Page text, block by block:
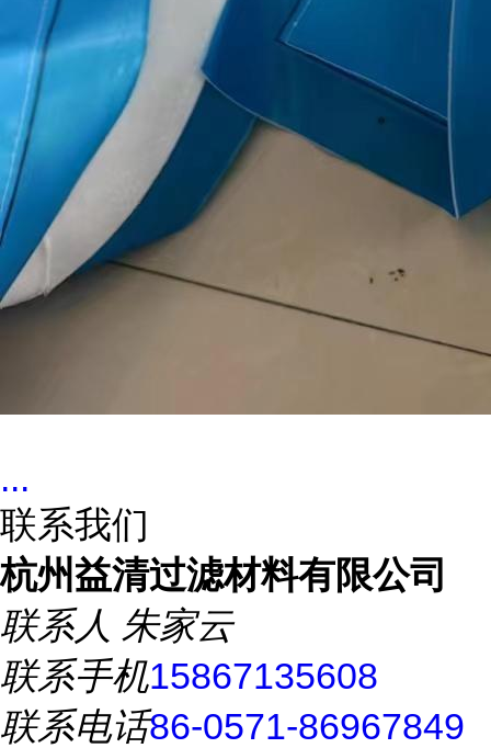
...
联系我们
杭州益清过滤材料有限公司
联系人 朱家云
联系手机15867135608
联系电话86-0571-86967849